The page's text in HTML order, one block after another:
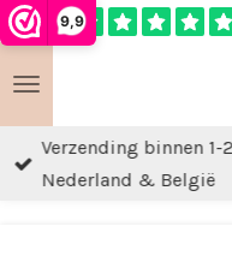
9,9
Ga
naar
de
hoofdinhoud
Verzending binnen
Nederland & België